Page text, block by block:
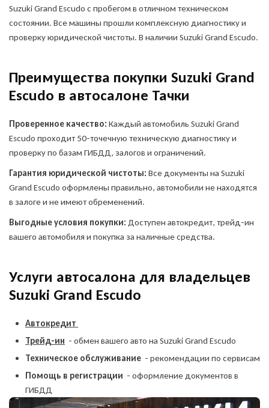
Suzuki Grand Escudo с пробегом в отличном техническом
состоянии. Все машины прошли комплексную диагностику и
проверку юридической чистоты. В наличии Suzuki Grand Escudo.
Преимущества покупки Suzuki Grand
Escudo в автосалоне Тачки
Проверенное качество: Каждый автомобиль Suzuki Grand
Escudo проходит 50-точечную техническую диагностику и
проверку по базам ГИБДД, залогов и ограничений.
Гарантия юридической чистоты: Все документы на Suzuki
Grand Escudo оформлены правильно, автомобили не находятся
в залоге и не имеют обременений.
Выгодные условия покупки: Доступен автокредит, трейд-ин
вашего автомобиля и покупка за наличные средства.
Услуги автосалона для владельцев
Suzuki Grand Escudo
Автокредит
Трейд-ин - обмен вашего авто на Suzuki Grand Escudo
Техническое обслуживание - рекомендации по сервисам
Помощь в регистрации - оформление документов в
ГИБДД